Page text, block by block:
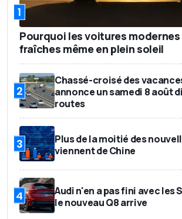
1
Pourquoi les voitures
fraîches même en plein soleil
2
Chassé-croisé des
annonce un samedi 8 août
routes
3
Plus de la moitié des
viennent de Chine
4
Audi n'en a pas fini avec les
le nouveau Q8 arrive